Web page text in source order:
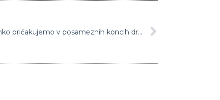
FOTO: Preverite koliko snega lahko pričakujemo v posameznih koncih države